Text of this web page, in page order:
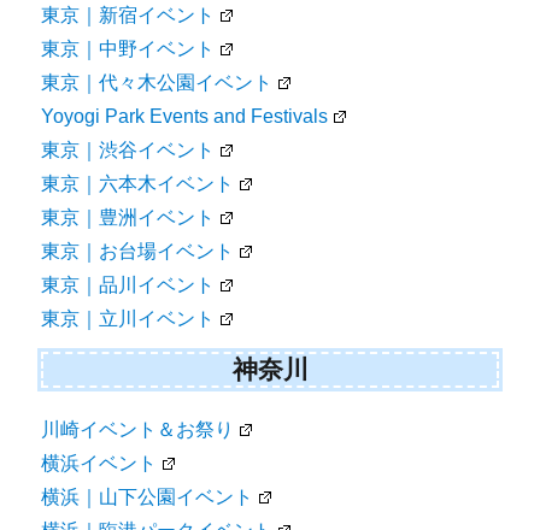
東京｜新宿イベント
東京｜中野イベント
東京｜代々木公園イベント
Yoyogi Park Events and Festivals
東京｜渋谷イベント
東京｜六本木イベント
東京｜豊洲イベント
東京｜お台場イベント
東京｜品川イベント
東京｜立川イベント
神奈川
川崎イベント＆お祭り
横浜イベント
横浜｜山下公園イベント